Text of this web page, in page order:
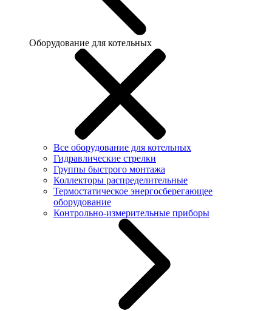
Оборудование для котельных
Все оборудование для котельных
Гидравлические стрелки
Группы быстрого монтажа
Коллекторы распределительные
Термостатическое энергосберегающее
оборудование
Контрольно-измерительные приборы